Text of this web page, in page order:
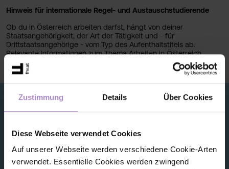
Zustimmung Details Über Cookies
Diese Webseite verwendet Cookies
Auf unserer Webseite werden verschiedene Cookie-Arten
verwendet. Essentielle Cookies werden zwingend
Hinweis für internationale Regel- und Austauschstudierende
Ob du in Österreich arbeiten darfst, hängt von deiner
Staatsangehörigkeit, der Art der Tätigkeit und - für
Drittstaatsangehörige - vom Typ des Aufenthaltstitels ab.
Relevante Informationen zum Thema Arbeiten in Österreich
findest du
© FHV 2026
Impressum